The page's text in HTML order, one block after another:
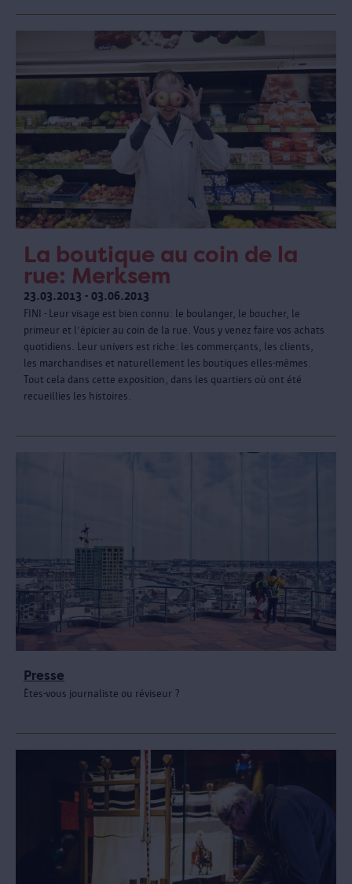
La boutique au coin de la
rue: Merksem
23.03.2013 - 03.06.2013
FINI - Leur visage est bien connu: le boulanger, le boucher, le
primeur et l’épicier au coin de la rue. Vous y venez faire vos achats
quotidiens. Leur univers est riche: les commerçants, les clients,
les marchandises et naturellement les boutiques elles-mêmes.
Tout cela dans cette exposition, dans les quartiers où ont été
recueillies les histoires.
Presse
Êtes-vous journaliste ou réviseur ?